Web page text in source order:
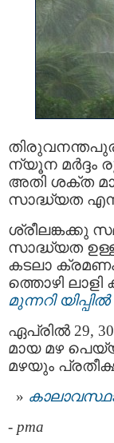
ന്യൂന മർദ്ദം
അതി ശക്ത
സാദ്ധ്യത
ശ്രീലങ്കക്കു
സാദ്ധ്യത
കടലാ
ത്തൊഴി
മുന്നറി യിപ്പില്‍
ഏപ്രില്‍ 29,
മായ മഴ
മഴയും
- pma